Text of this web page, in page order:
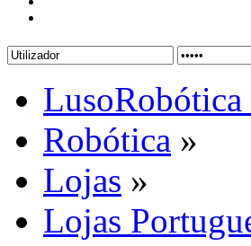
Robótica »
Lojas »
Lojas